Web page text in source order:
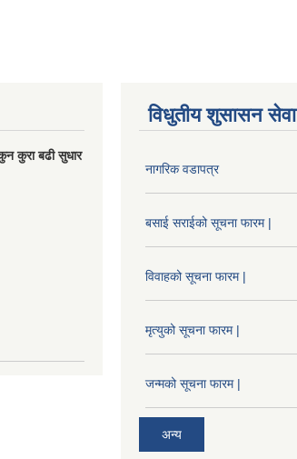
कुरा बढी सुधार
विधुतीय शुसासन सेवा
नागरिक वडापत्र
बसाई सराईको सूचना फारम |
विवाहको सूचना फारम |
मृत्युको सूचना फारम |
जन्मको सूचना फारम |
अन्य